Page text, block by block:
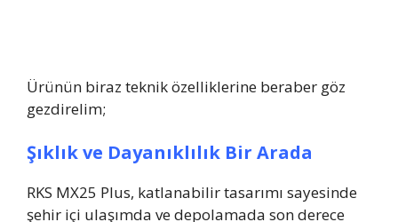
Ürünün biraz teknik özelliklerine beraber göz
gezdirelim;
Şıklık ve Dayanıklılık Bir Arada
RKS MX25 Plus, katlanabilir tasarımı sayesinde
şehir içi ulaşımda ve depolamada son derece